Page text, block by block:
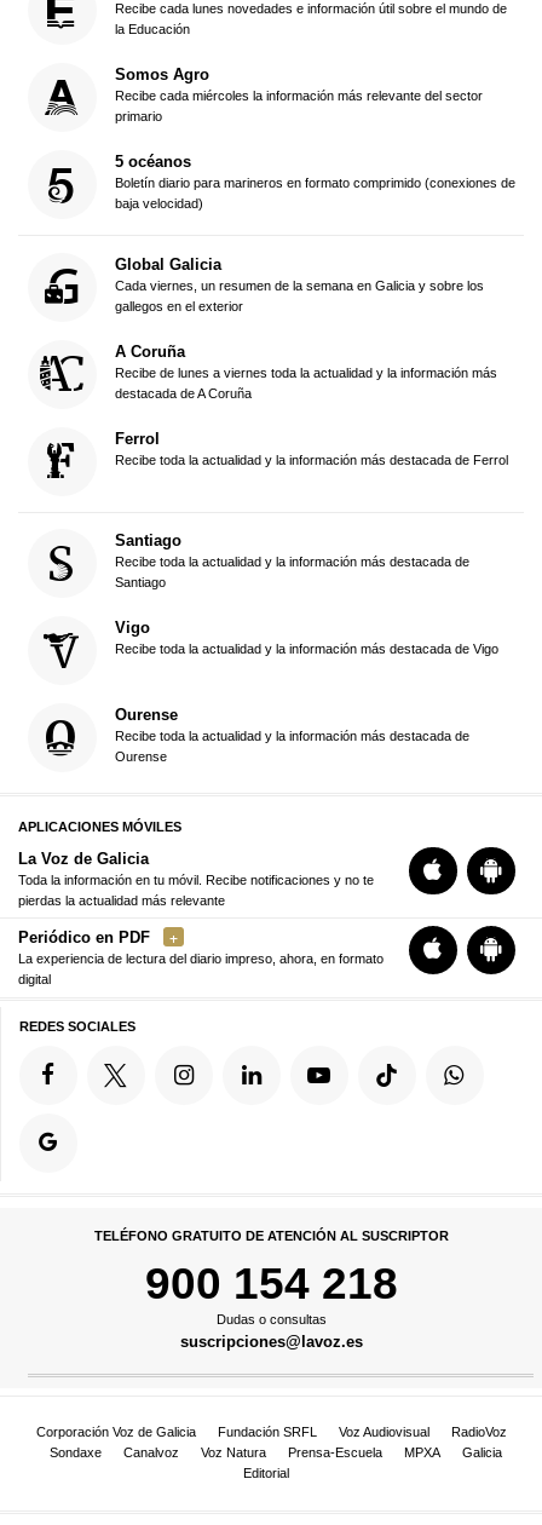
Recibe cada lunes novedades e información útil sobre el mundo de
la Educación
Somos Agro
Recibe cada miércoles la información más relevante del sector
primario
5 océanos
Boletín diario para marineros en formato comprimido (conexiones de
baja velocidad)
Global Galicia
Cada viernes, un resumen de la semana en Galicia y sobre los
gallegos en el exterior
A Coruña
Recibe de lunes a viernes toda la actualidad y la información más
destacada de A Coruña
Ferrol
Recibe toda la actualidad y la información más destacada de Ferrol
Santiago
Recibe toda la actualidad y la información más destacada de
Santiago
Vigo
Recibe toda la actualidad y la información más destacada de Vigo
Ourense
Recibe toda la actualidad y la información más destacada de
Ourense
APLICACIONES MÓVILES
La Voz de Galicia
Toda la información en tu móvil. Recibe notificaciones y no te
pierdas la actualidad más relevante
Periódico en PDF
La experiencia de lectura del diario impreso, ahora, en formato
digital
REDES SOCIALES
TELÉFONO GRATUITO DE ATENCIÓN AL SUSCRIPTOR
900 154 218
Dudas o consultas
suscripciones@lavoz.es
Corporación Voz de Galicia Fundación SRFL Voz Audiovisual
RadioVoz
Sondaxe
Canalvoz Voz Natura Prensa-Escuela MPXA
Galicia
Editorial